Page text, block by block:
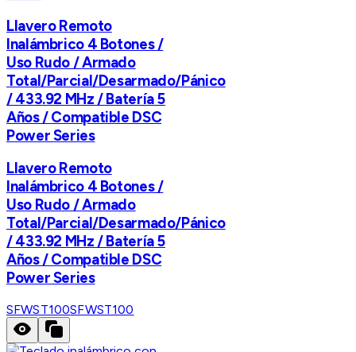
Llavero Remoto
Inalámbrico 4 Botones /
Uso Rudo / Armado
Total/Parcial/Desarmado/Pánico
/ 433.92 MHz / Batería 5
Años / Compatible DSC
Power Series
Llavero Remoto
Inalámbrico 4 Botones /
Uso Rudo / Armado
Total/Parcial/Desarmado/Pánico
/ 433.92 MHz / Batería 5
Años / Compatible DSC
Power Series
SFWST100SFWST100